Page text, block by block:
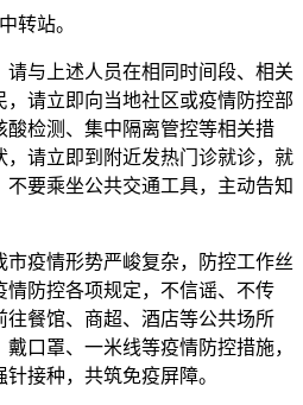
转站。
与上述人员在相同时间段、相关
请立即向当地社区或疫情防控部
酸检测、集中隔离管控等相关措
请立即到附近发热门诊就诊，就
要乘坐公共交通工具，主动告知
疫情形势严峻复杂，防控工作丝
情防控各项规定，不信谣、不传
餐馆、商超、酒店等公共场所
口罩、一米线等疫情防控措施，
接种，共筑免疫屏障。